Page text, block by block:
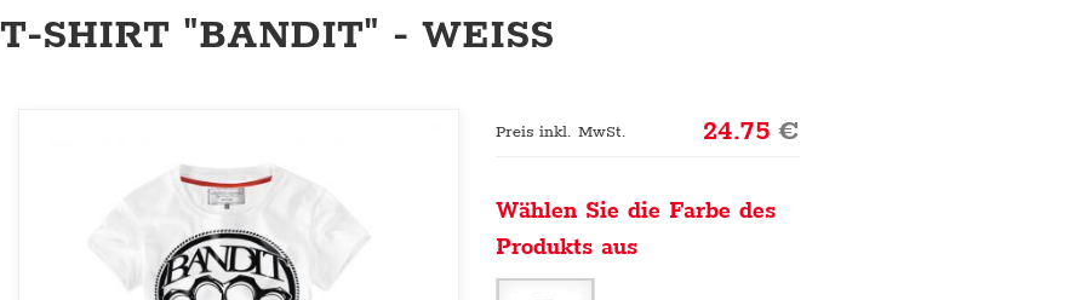
T-SHIRT "BANDIT" - WEISS
Preis inkl. MwSt. 24.75€
Wählen Sie die Farbe des
Produkts aus